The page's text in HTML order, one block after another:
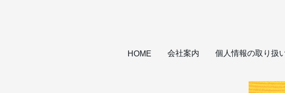
HOME 会社案内 個人情報の取り扱